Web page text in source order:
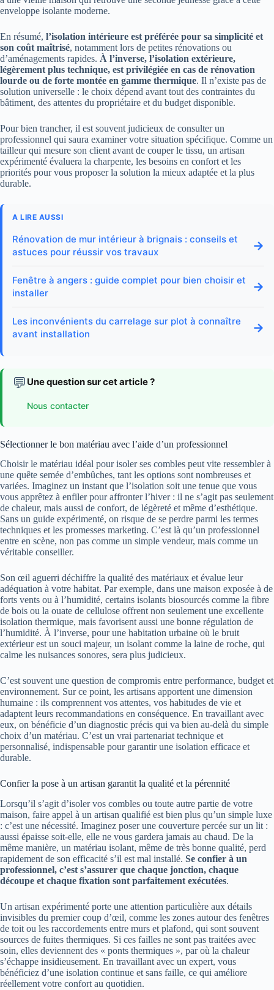
enveloppe isolante moderne.
En résumé, l’isolation intérieure est préférée pour sa simplicité et
son coût maîtrisé, notamment lors de petites rénovations ou
d’aménagements rapides. À l’inverse, l’isolation extérieure,
légèrement plus technique, est privilégiée en cas de rénovation
lourde ou de forte montée en gamme thermique. Il n’existe pas de
solution universelle : le choix dépend avant tout des contraintes du
bâtiment, des attentes du propriétaire et du budget disponible.
Pour bien trancher, il est souvent judicieux de consulter un
professionnel qui saura examiner votre situation spécifique. Comme un
tailleur qui mesure son client avant de couper le tissu, un artisan
expérimenté évaluera la charpente, les besoins en confort et les
priorités pour vous proposer la solution la mieux adaptée et la plus
durable.
A LIRE AUSSI
Rénovation de mur intérieur à brignais : conseils et
astuces pour réussir vos travaux
→
Fenêtre à angers : guide complet pour bien choisir et
installer
→
Les inconvénients du carrelage sur plot à connaître
avant installation
→
💬 Une question sur cet article ?
Nous contacter
Sélectionner le bon matériau avec l’aide d’un professionnel
Choisir le matériau idéal pour isoler ses combles peut vite ressembler à
une quête semée d’embûches, tant les options sont nombreuses et
variées. Imaginez un instant que l’isolation soit une tenue que vous
vous apprêtez à enfiler pour affronter l’hiver : il ne s’agit pas seulement
de chaleur, mais aussi de confort, de légèreté et même d’esthétique.
Sans un guide expérimenté, on risque de se perdre parmi les termes
techniques et les promesses marketing. C’est là qu’un professionnel
entre en scène, non pas comme un simple vendeur, mais comme un
véritable conseiller.
Son œil aguerri déchiffre la qualité des matériaux et évalue leur
adéquation à votre habitat. Par exemple, dans une maison exposée à de
forts vents ou à l’humidité, certains isolants biosourcés comme la fibre
de bois ou la ouate de cellulose offrent non seulement une excellente
isolation thermique, mais favorisent aussi une bonne régulation de
l’humidité. À l’inverse, pour une habitation urbaine où le bruit
extérieur est un souci majeur, un isolant comme la laine de roche, qui
calme les nuisances sonores, sera plus judicieux.
C’est souvent une question de compromis entre performance, budget et
environnement. Sur ce point, les artisans apportent une dimension
humaine : ils comprennent vos attentes, vos habitudes de vie et
adaptent leurs recommandations en conséquence. En travaillant avec
eux, on bénéficie d’un diagnostic précis qui va bien au-delà du simple
choix d’un matériau. C’est un vrai partenariat technique et
personnalisé, indispensable pour garantir une isolation efficace et
durable.
Confier la pose à un artisan garantit la qualité et la pérennité
Lorsqu’il s’agit d’isoler vos combles ou toute autre partie de votre
maison, faire appel à un artisan qualifié est bien plus qu’un simple luxe
: c’est une nécessité. Imaginez poser une couverture percée sur un lit :
aussi épaisse soit-elle, elle ne vous gardera jamais au chaud. De la
même manière, un matériau isolant, même de très bonne qualité, perd
rapidement de son efficacité s’il est mal installé. Se confier à un
professionnel, c’est s’assurer que chaque jonction, chaque
découpe et chaque fixation sont parfaitement exécutées.
Un artisan expérimenté porte une attention particulière aux détails
invisibles du premier coup d’œil, comme les zones autour des fenêtres
de toit ou les raccordements entre murs et plafond, qui sont souvent
sources de fuites thermiques. Si ces failles ne sont pas traitées avec
soin, elles deviennent des « ponts thermiques », par où la chaleur
s’échappe insidieusement. En travaillant avec un expert, vous
bénéficiez d’une isolation continue et sans faille, ce qui améliore
réellement votre confort au quotidien.